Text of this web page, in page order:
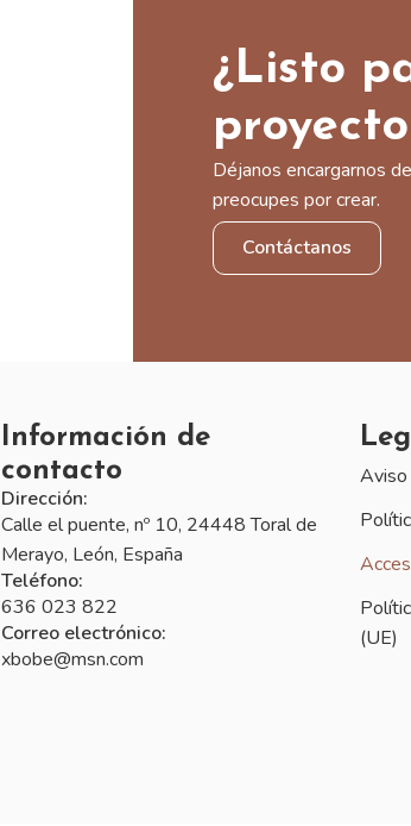
¿Listo
Déjanos encargarnos
preocupes por crear.
Contáctanos
Información de
contacto
Dirección:
Calle el puente, nº 10, 24448 Toral de
Merayo, León, España
Teléfono:
636 023 822
Correo electrónico:
xbobe@msn.com
(UE)